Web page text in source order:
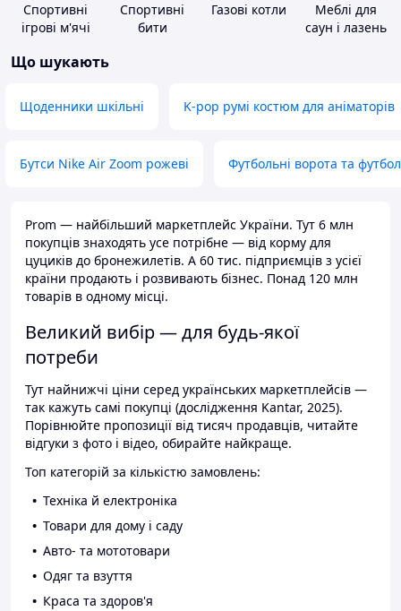
Спортивні
ігрові м'ячі
Спортивні
бити
Газові котли
Меблі для
саун і лазень
Що шукають
Щоденники шкільні K-pop румі костюм для аніматорів
Бутси Nike Air Zoom рожеві Футбольні ворота та
Prom — найбільший маркетплейс України. Тут 6 млн
покупців знаходять усе потрібне — від корму для
цуциків до бронежилетів. А 60 тис. підприємців з усієї
країни продають і розвивають бізнес. Понад 120 млн
товарів в одному місці.
Великий вибір — для будь-якої
потреби
Тут найнижчі ціни серед українських маркетплейсів —
так кажуть самі покупці (дослідження Kantar, 2025).
Порівнюйте пропозиції від тисяч продавців, читайте
відгуки з фото і відео, обирайте найкраще.
Топ категорій за кількістю замовлень:
Техніка й електроніка
Товари для дому і саду
Авто- та мототовари
Одяг та взуття
Краса та здоров'я